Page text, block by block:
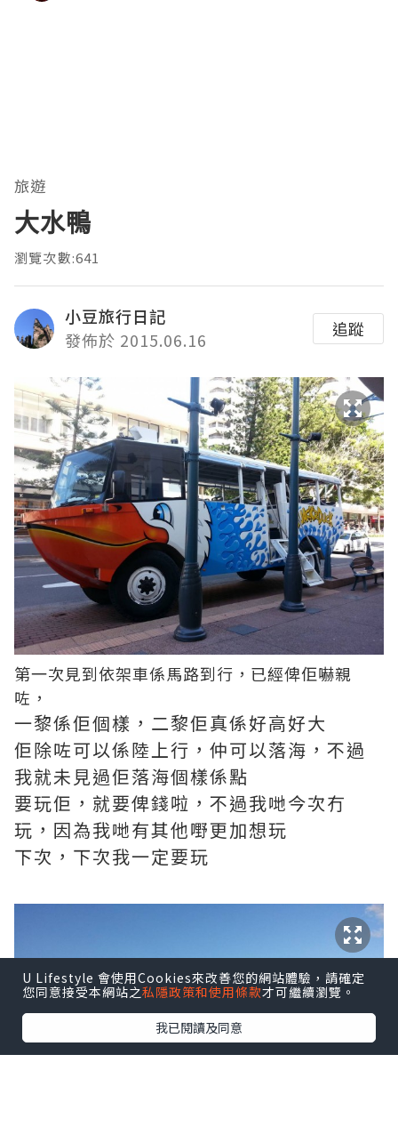
旅遊
大水鴨
瀏覽次數:641
小豆旅行日記
發佈於 2015.06.16
追蹤
第一次見到依架車係馬路到行，已經俾佢嚇親
咗，
一黎係佢個樣，二黎佢真係好高好大
佢除咗可以係陸上行，仲可以落海，不過
我就未見過佢落海個樣係點
要玩佢，就要俾錢啦，不過我哋今次冇
玩，因為我哋有其他嘢更加想玩
下次，下次我一定要玩
U Lifestyle 會使用Cookies來改善您的網站體驗，請確定
您同意接受本網站之私隱政策和使用條款才可繼續瀏覽。
我已閱讀及同意